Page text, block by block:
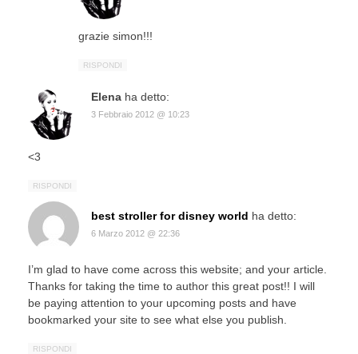
grazie simon!!!
RISPONDI
Elena ha detto:
3 Febbraio 2012 @ 10:23
<3
RISPONDI
best stroller for disney world ha detto:
6 Marzo 2012 @ 22:36
I’m glad to have come across this website; and your article.
Thanks for taking the time to author this great post!! I will
be paying attention to your upcoming posts and have
bookmarked your site to see what else you publish.
RISPONDI